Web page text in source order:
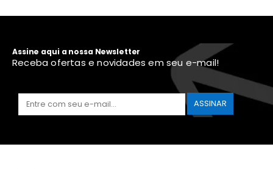
Assine aqui a nossa Newsletter
Receba ofertas e novidades em seu e-mail!